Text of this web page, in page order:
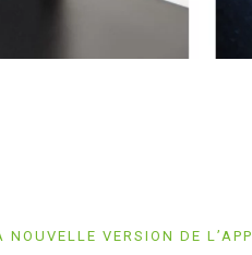
NOUVELLE VERSION DE L’APP